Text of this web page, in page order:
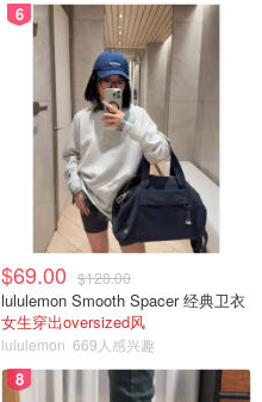
6
$69.00 $128.00
lululemon Smooth Spacer 经典卫衣
女生穿出oversized风
lululemon 669人感兴趣
8